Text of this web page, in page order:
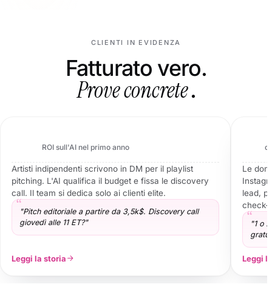
CLIENTI IN EVIDENZA
Fatturato vero.
Prove concrete.
ROI sull'AI nel primo anno
Artisti indipendenti scrivono in DM per il playlist
pitching. L'AI qualifica il budget e fissa le discovery
call. Il team si dedica solo ai clienti elite.
"Pitch editoriale a partire da 3,5k$. Discovery call
giovedì alle 11 ET?"
Leggi la storia
3s
Le
lead,
check-
"1 o
Leggi